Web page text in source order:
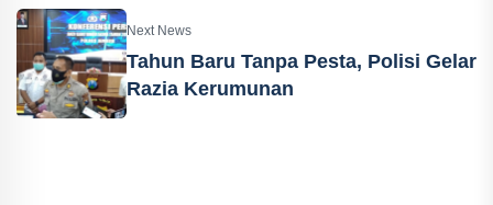
Next News
Tahun Baru Tanpa Pesta, Polisi Gelar
Razia Kerumunan